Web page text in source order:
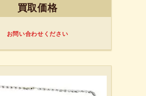
買取価格
お問い合わせください